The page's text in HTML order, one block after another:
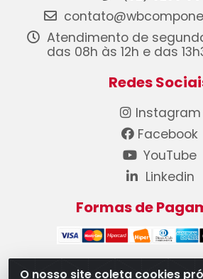
O nosso site coleta cookies
Atendimento de
das 08h às 12h e das
Redes
Instagram
Facebook
YouTube
Linkedin
Formas de